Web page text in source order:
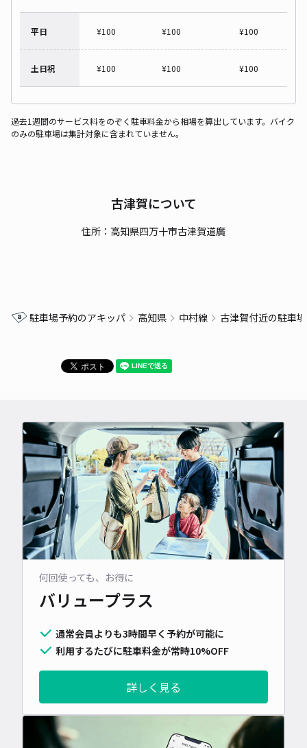
平日 ¥100 ¥100 ¥100
土日祝 ¥100 ¥100 ¥100
過去1週間のサービス料をのぞく駐車料金から相場を算出しています。バイク
のみの駐車場は集計対象に含まれていません。
古津賀について
住所：高知県四万十市古津賀道廣
駐車場予約のアキッパ 高知県 中村線 古津賀付近の駐車場
何回使っても、お得に
バリュープラス
通常会員よりも3時間早く予約が可能に
利用するたびに駐車料金が常時10%OFF
詳しく見る